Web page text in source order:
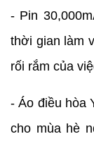
- Pin
thời gian làm
rối rắm của
- Áo điều hòa
cho mùa hè